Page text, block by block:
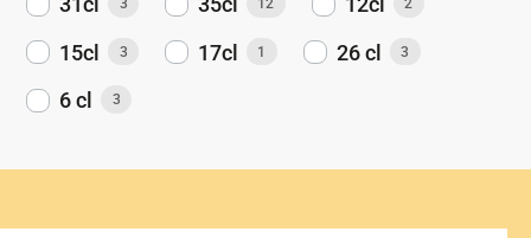
3 12 2
15cl 3 17cl 1 26 cl 3
6 cl 3